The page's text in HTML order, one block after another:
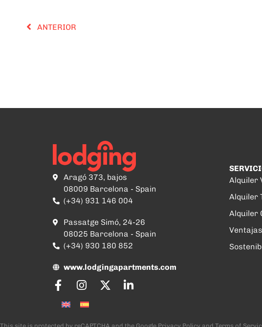
ANTERIOR
Aragó 373, bajos
08009 Barcelona - Spain
(+34) 931 146 004
Passatge Simó, 24-26
08025 Barcelona - Spain
(+34) 930 180 852
www.lodgingapartments.com
Alquiler
Alquiler
Alquiler
Ventajas